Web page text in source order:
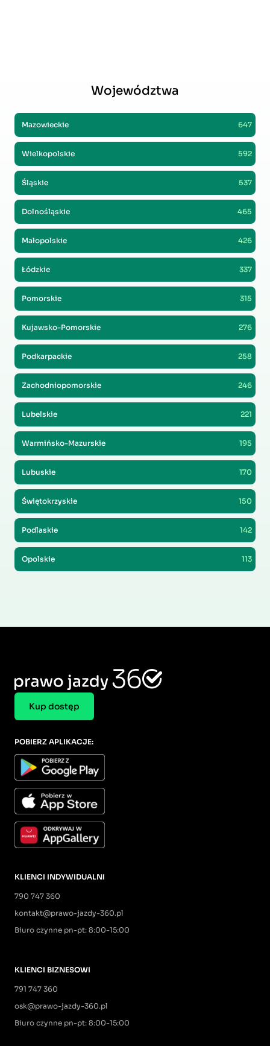
Województwa
Mazowieckie 647
Wielkopolskie 592
Śląskie 537
Dolnośląskie 465
Małopolskie 426
Łódzkie 337
Pomorskie 315
Kujawsko-Pomorskie 276
Podkarpackie 258
Zachodniopomorskie 246
Lubelskie 221
Warmińsko-Mazurskie 195
Lubuskie 170
Świętokrzyskie 150
Podlaskie 142
Opolskie 113
Kup dostęp
KLIENCI INDYWIDUALNI
790 747 360
kontakt@prawo-jazdy-360.pl
Biuro czynne pn-pt: 8:00-15:00
KLIENCI BIZNESOWI
791 747 360
osk@prawo-jazdy-360.pl
Biuro czynne pn-pt: 8:00-15:00
POBIERZ APLIKACJE: